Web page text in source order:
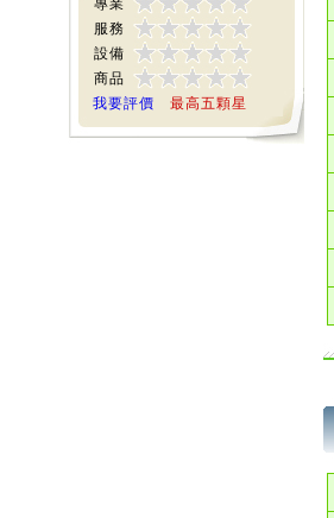
專業
服務
設備
商品
我要評價
最高五顆星